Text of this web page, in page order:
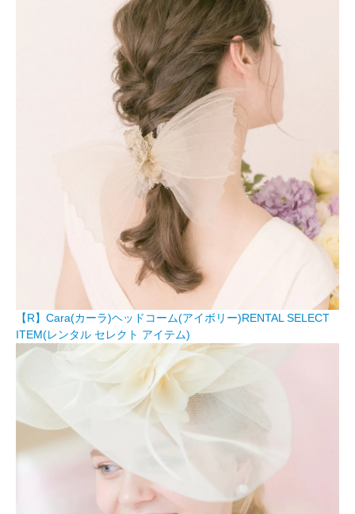
【R】Cara(カーラ)ヘッドコーム(アイボリー)RENTAL SELECT
ITEM(レンタル セレクト アイテム)